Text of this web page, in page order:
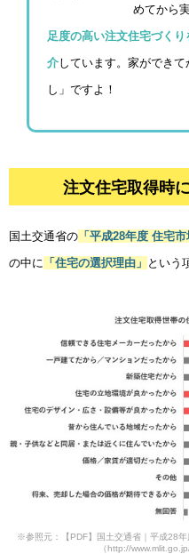
めてから
足度の高い注文住宅づく
介しています。家ができ
し」ですよ！
注文住宅取得時
国土交通省の 「平成28年度 住宅
の中に 「住宅の選択理由」 という
※参照元：【PDF】国土交通省｜平成28
（http://